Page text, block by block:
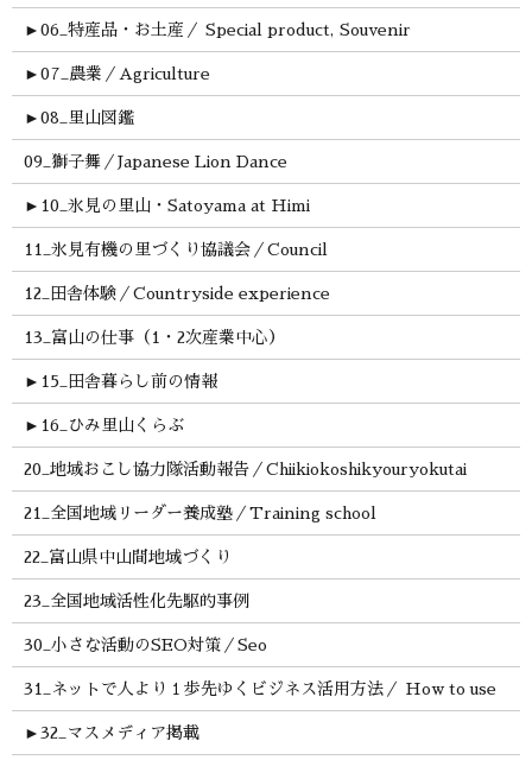
► 06_特産品・お土産／ Special product, Souvenir
► 07_農業／Agriculture
► 08_里山図鑑
09_獅子舞／Japanese Lion Dance
► 10_氷見の里山・Satoyama at Himi
11_氷見有機の里づくり協議会／Council
12_田舎体験／Countryside experience
13_富山の仕事（1・2次産業中心）
► 15_田舎暮らし前の情報
► 16_ひみ里山くらぶ
20_地域おこし協力隊活動報告／Chiikiokoshikyouryokutai
21_全国地域リーダー養成塾／Training school
22_富山県中山間地域づくり
23_全国地域活性化先駆的事例
30_小さな活動のSEO対策／Seo
31_ネットで人より１歩先ゆくビジネス活用方法／ How to use
► 32_マスメディア掲載